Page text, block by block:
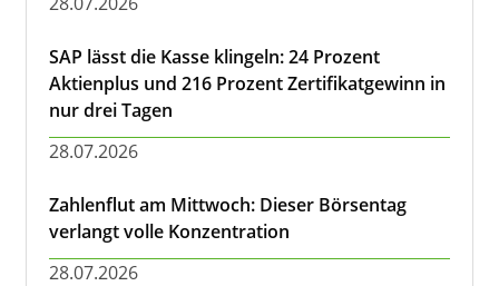
SAP lässt die Kasse klingeln: 24 Prozent
Aktienplus und 216 Prozent Zertifikatgewinn in
nur drei Tagen
28.07.2026
Zahlenflut am Mittwoch: Dieser Börsentag
verlangt volle Konzentration
28.07.2026